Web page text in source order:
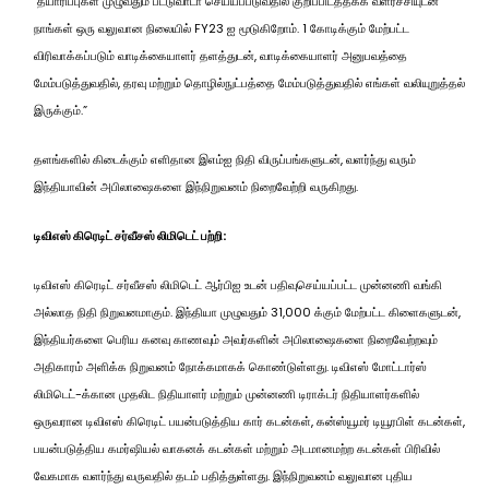
நாங்கள் ஒரு வலுவான நிலையில் FY23 ஐ மூடுகிறோம். 1 கோடிக்கும் மேற்பட்ட
விரிவாக்கப்படும் வாடிக்கையாளர் தளத்துடன், வாடிக்கையாளர் அனுபவத்தை
மேம்படுத்துவதில், தரவு மற்றும் தொழில்நுட்பத்தை மேம்படுத்துவதில் எங்கள் வலியுறுத்தல்
இருக்கும்.”
தளங்களில் கிடைக்கும் எளிதான இஎம்ஐ நிதி விருப்பங்களுடன், வளர்ந்து வரும்
இந்தியாவின் அபிலாஷைகளை இந்நிறுவனம் நிறைவேற்றி வருகிறது.
டிவிஎஸ் கிரெடிட் சர்வீசஸ் லிமிடெட் பற்றி:
டிவிஎஸ் கிரெடிட் சர்வீசஸ் லிமிடெட் ஆர்பிஐ உடன் பதிவுசெய்யப்பட்ட முன்னணி வங்கி
அல்லாத நிதி நிறுவனமாகும். இந்தியா முழுவதும் 31,000 க்கும் மேற்பட்ட கிளைகளுடன்,
இந்தியர்களை பெரிய கனவு காணவும் அவர்களின் அபிலாஷைகளை நிறைவேற்றவும்
அதிகாரம் அளிக்க நிறுவனம் நோக்கமாகக் கொண்டுள்ளது. டிவிஎஸ் மோட்டார்ஸ்
லிமிடெட்-க்கான முதலிட நிதியாளர் மற்றும் முன்னணி டிராக்டர் நிதியாளர்களில்
ஒருவரான டிவிஎஸ் கிரெடிட் பயன்படுத்திய கார் கடன்கள், கன்ஸ்யூமர் டியூரபிள் கடன்கள்,
பயன்படுத்திய கமர்ஷியல் வாகனக் கடன்கள் மற்றும் அடமானமற்ற கடன்கள் பிரிவில்
வேகமாக வளர்ந்து வருவதில் தடம் பதித்துள்ளது. இந்நிறுவனம் வலுவான புதிய